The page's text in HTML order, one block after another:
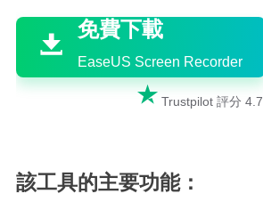

免費下載
EaseUS Screen Recorder
 Trustpilot 評分 4.7
該工具的主要功能：